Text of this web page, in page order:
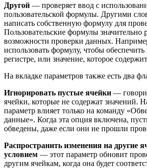
Другой — проверяет ввод с
пользовательской формулы. Другими
написать собственную формулу для
Пользовательские формулы значительно
возможности проверки данных.
использовать формулу, чтобы
регистре, или значение, которое
На вкладке параметров также есть два
Игнорировать пустые ячейки —
ячейки, которые не содержат значений.
параметр влияет только на команду
данные». Когда эта опция включена,
обведены, даже если они не прошли
Распространить изменения на другие
условием — этот параметр обновит
другим ячейкам, когда она будет